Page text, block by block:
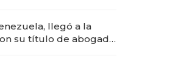
llegó a la
su título de abogado